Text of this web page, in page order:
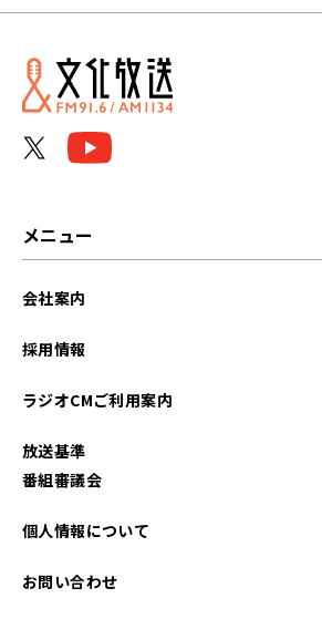
2025年12月
2025年11月
メニュー
会社案内
採用情報
ラジオCMご利用案内
放送基準
番組審議会
個人情報について
お問い合わせ